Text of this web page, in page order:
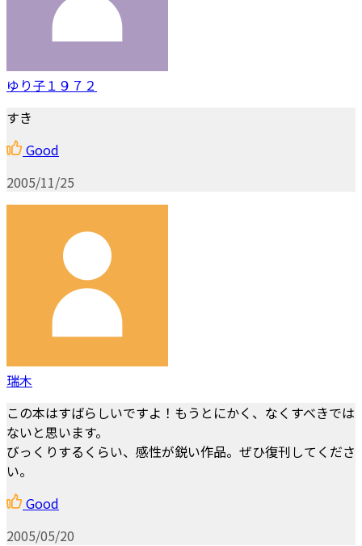
ゆり子１９７２
すき
Good
2005/11/25
瑞木
この本はすばらしいですよ！もうとにかく、なくすべきでは
ないと思います。
びっくりするくらい、感性が鋭い作品。ぜひ復刊してくださ
い。
Good
2005/05/20